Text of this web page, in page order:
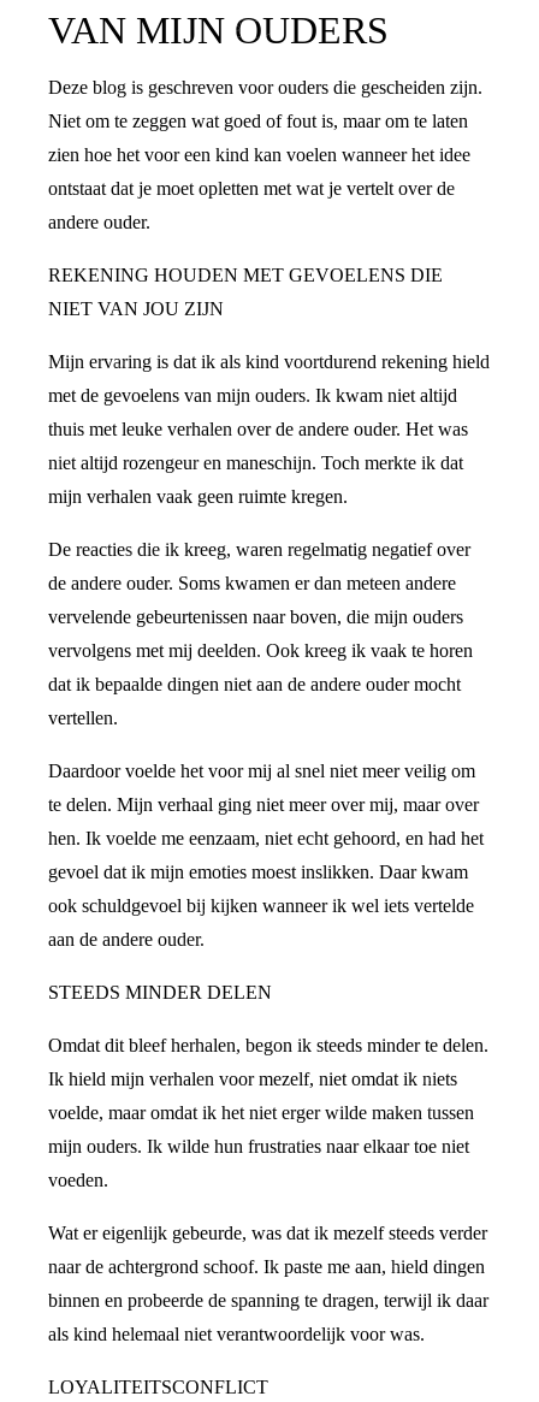
VAN MIJN OUDERS
Deze blog is geschreven voor ouders die gescheiden zijn.
Niet om te zeggen wat goed of fout is, maar om te laten
zien hoe het voor een kind kan voelen wanneer het idee
ontstaat dat je moet opletten met wat je vertelt over de
andere ouder.
REKENING HOUDEN MET GEVOELENS DIE
NIET VAN JOU ZIJN
Mijn ervaring is dat ik als kind voortdurend rekening hield
met de gevoelens van mijn ouders. Ik kwam niet altijd
thuis met leuke verhalen over de andere ouder. Het was
niet altijd rozengeur en maneschijn. Toch merkte ik dat
mijn verhalen vaak geen ruimte kregen.
De reacties die ik kreeg, waren regelmatig negatief over
de andere ouder. Soms kwamen er dan meteen andere
vervelende gebeurtenissen naar boven, die mijn ouders
vervolgens met mij deelden. Ook kreeg ik vaak te horen
dat ik bepaalde dingen niet aan de andere ouder mocht
vertellen.
Daardoor voelde het voor mij al snel niet meer veilig om
te delen. Mijn verhaal ging niet meer over mij, maar over
hen. Ik voelde me eenzaam, niet echt gehoord, en had het
gevoel dat ik mijn emoties moest inslikken. Daar kwam
ook schuldgevoel bij kijken wanneer ik wel iets vertelde
aan de andere ouder.
STEEDS MINDER DELEN
Omdat dit bleef herhalen, begon ik steeds minder te delen.
Ik hield mijn verhalen voor mezelf, niet omdat ik niets
voelde, maar omdat ik het niet erger wilde maken tussen
mijn ouders. Ik wilde hun frustraties naar elkaar toe niet
voeden.
Wat er eigenlijk gebeurde, was dat ik mezelf steeds verder
naar de achtergrond schoof. Ik paste me aan, hield dingen
binnen en probeerde de spanning te dragen, terwijl ik daar
als kind helemaal niet verantwoordelijk voor was.
LOYALITEITSCONFLICT